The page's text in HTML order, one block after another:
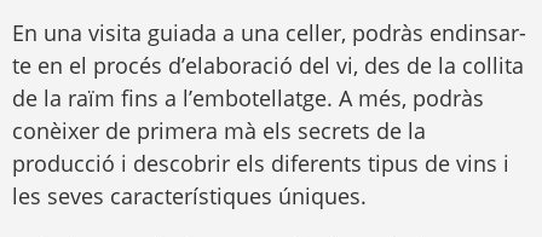
En una visita guiada a una celler, podràs endinsar-
te en el procés d’elaboració del vi, des de la collita
de la raïm fins a l’embotellatge. A més, podràs
conèixer de primera mà els secrets de la
producció i descobrir els diferents tipus de vins i
les seves característiques úniques.